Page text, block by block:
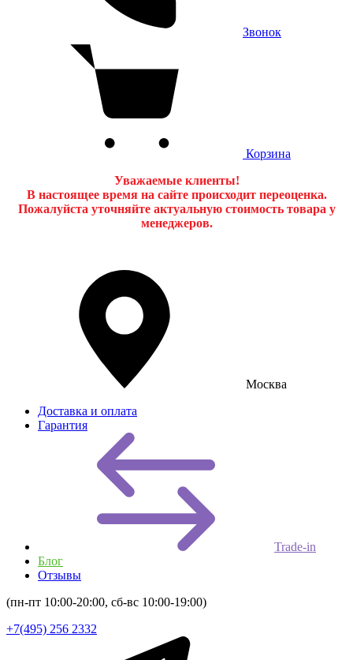
Звонок
Корзина
Уважаемые клиенты!
В настоящее время на сайте происходит переоценка.
Пожалуйста уточняйте актуальную стоимость товара у
менеджеров.
Москва
Доставка и оплата
Гарантия
Trade-in
Блог
Отзывы
(пн-пт 10:00-20:00, сб-вс 10:00-19:00)
+7(495) 256 2332